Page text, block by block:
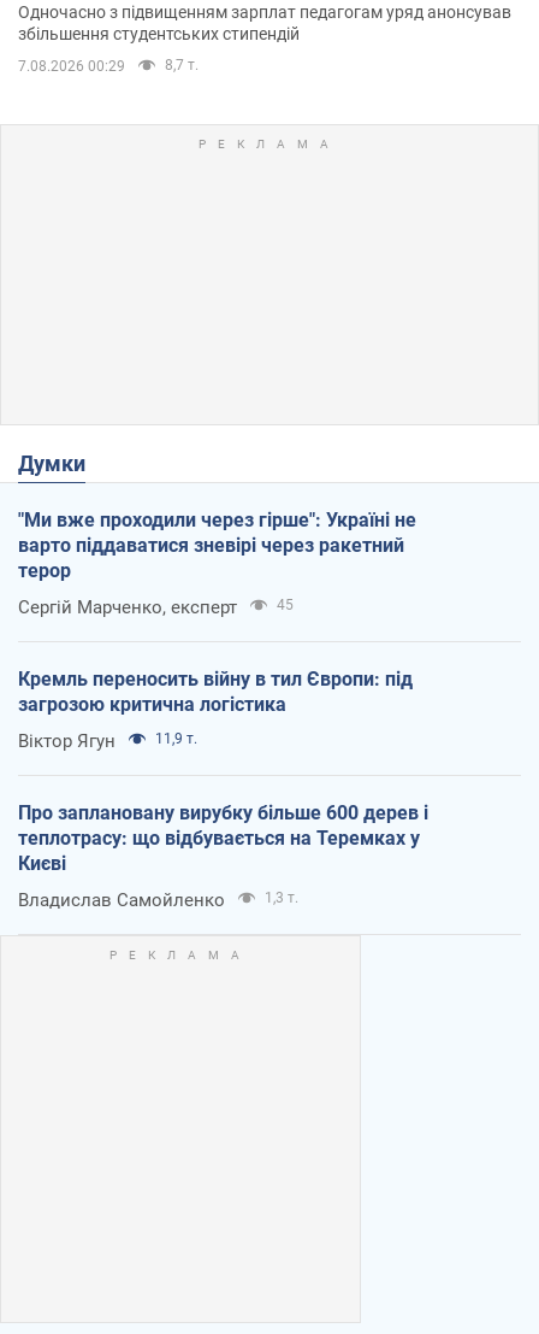
Одночасно з підвищенням зарплат педагогам уряд анонсував
збільшення студентських стипендій
7.08.2026 00:29 8,7 т.
Думки
"Ми вже проходили через гірше": Україні не
варто піддаватися зневірі через ракетний
терор
Сергій Марченко, експерт 45
Кремль переносить війну в тил Європи: під
загрозою критична логістика
Віктор Ягун 11,9 т.
Про заплановану вирубку більше 600 дерев і
теплотрасу: що відбувається на Теремках у
Києві
Владислав Самойленко 1,3 т.